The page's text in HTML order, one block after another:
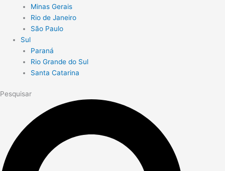
Minas Gerais
Rio de Janeiro
São Paulo
Sul
Paraná
Rio Grande do Sul
Santa Catarina
Pesquisar